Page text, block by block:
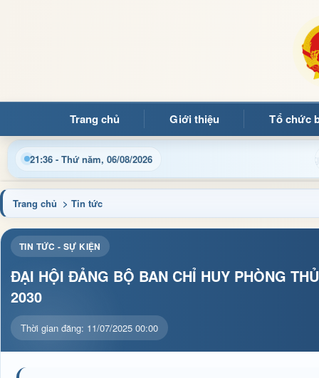
Trang chủ Giới thiệu Tổ chức
21:36 - Thứ năm, 06/08/2026
tục hành chính và tin tức địa phương nhanh chóng, chính
Trang chủ > Tin tức
TIN TỨC - SỰ KIỆN
ĐẠI HỘI ĐẢNG BỘ BAN CHỈ HUY PHÒNG
2030
Thời gian đăng: 11/07/2025 00:00